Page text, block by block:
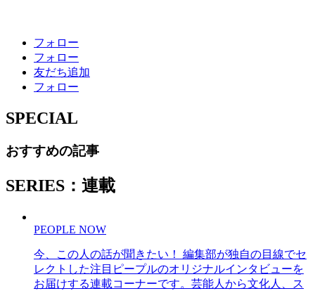
フォロー
フォロー
友だち追加
フォロー
SPECIAL
おすすめの記事
SERIES：連載
PEOPLE NOW
今、この人の話が聞きたい！ 編集部が独自の目線でセ
レクトした注目ピープルのオリジナルインタビューを
お届けする連載コーナーです。芸能人から文化人、ス